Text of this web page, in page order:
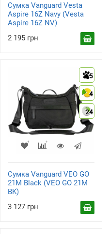
Сумка Vanguard Vesta
Aspire 16Z Navy (Vesta
Aspire 16Z NV)
2 195 грн
5
4
24
Сумка Vanguard VEO GO
21M Black (VEO GO 21M
BK)
3 127 грн